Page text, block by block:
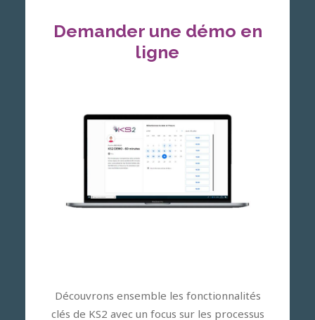
Demander une démo en
ligne
Découvrons ensemble les fonctionnalités
clés de KS2 avec un focus sur les processus